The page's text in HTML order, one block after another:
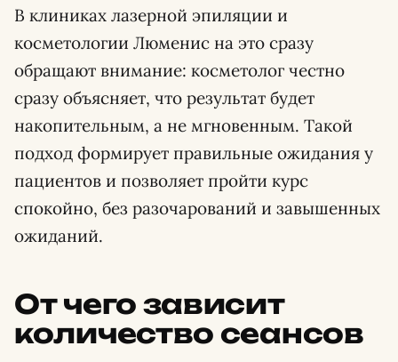
В клиниках лазерной эпиляции и
косметологии Люменис на это сразу
обращают внимание: косметолог честно
сразу объясняет, что результат будет
накопительным, а не мгновенным. Такой
подход формирует правильные ожидания у
пациентов и позволяет пройти курс
спокойно, без разочарований и завышенных
ожиданий.
От чего зависит
количество сеансов